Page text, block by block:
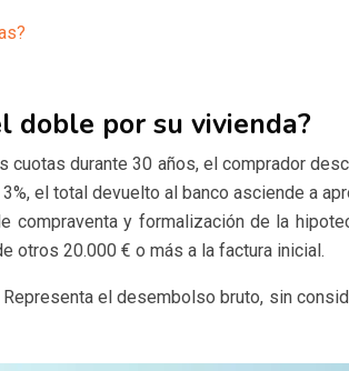
doble por su vivienda?
durante 30 años, el comprador
el total devuelto al banco asciende a
y formalización de la
otros 20.000 € o más a la factura inicial.
el desembolso bruto, sin